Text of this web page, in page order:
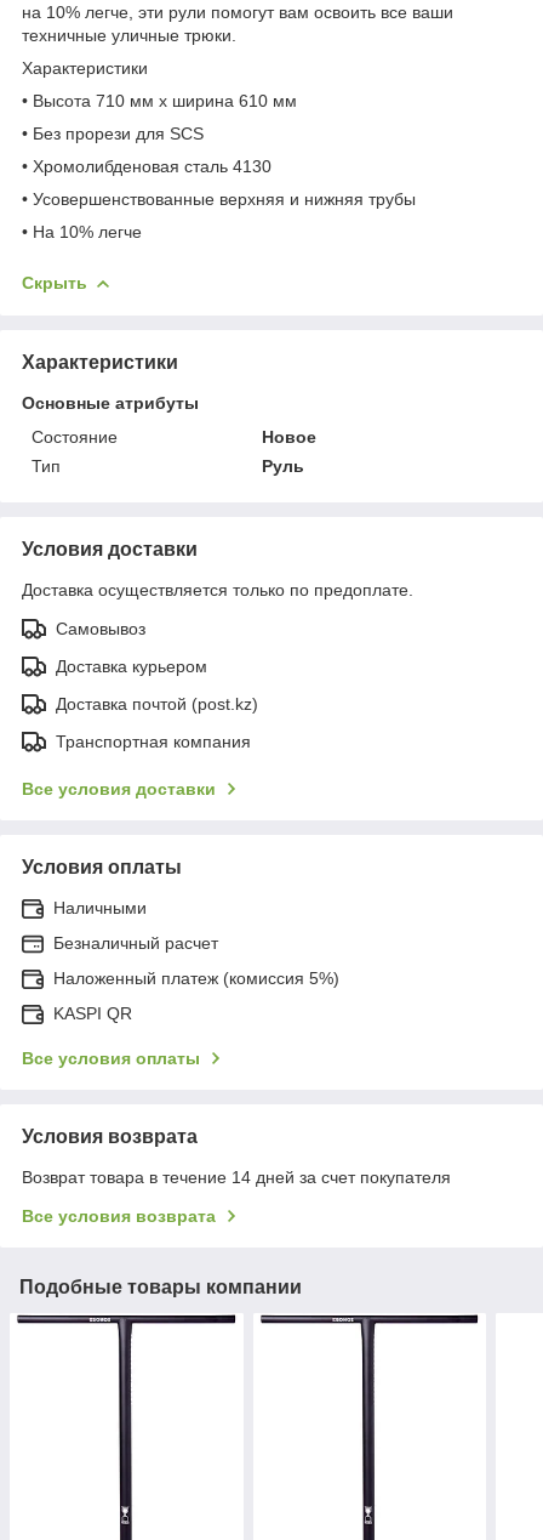
на 10% легче, эти рули помогут вам освоить все ваши
техничные уличные трюки.
Характеристики
• Высота 710 мм x ширина 610 мм
• Без прорези для SCS
• Хромолибденовая сталь 4130
• Усовершенствованные верхняя и нижняя трубы
• На 10% легче
Скрыть
Характеристики
Основные атрибуты
Состояние
Новое
Тип
Руль
Условия доставки
Доставка осуществляется только по предоплате.
Самовывоз
Доставка курьером
Доставка почтой (post.kz)
Транспортная компания
Все условия доставки
Условия оплаты
Наличными
Безналичный расчет
Наложенный платеж (комиссия 5%)
KASPI QR
Все условия оплаты
Условия возврата
Возврат товара в течение 14 дней за счет покупателя
Все условия возврата
Подобные товары компании